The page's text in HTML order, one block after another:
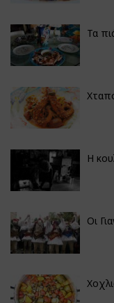
Τα
Η
Οι